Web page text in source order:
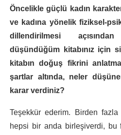
Öncelikle güçlü kadın
ve kadına yönelik fiziksel-
dillendirilmesi
düşündüğüm kitabınız için
kitabın doğuş fikrini
şartlar altında, neler
karar verdiniz?
Teşekkür ederim. Birden
hepsi bir anda birleşiverdi, bu